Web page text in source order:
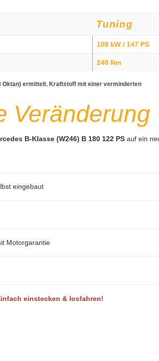
Tuning
108 kW / 147 PS
240 Nm
Oktan) ermittelt. Kraftstoff mit einer verminderten
Veränderung
B-Klasse (W246) B 180 122 PSauf ein
eingebaut
Motorgarantie
einstecken & losfahren!